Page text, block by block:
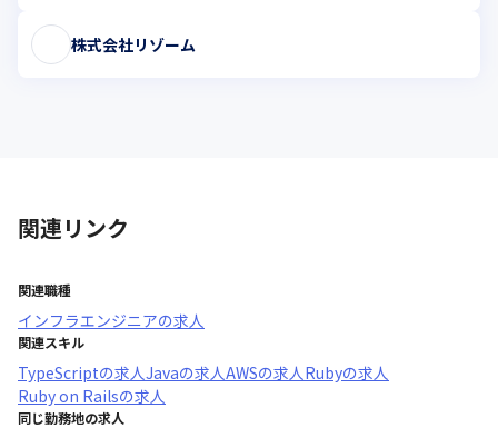
株式会社リゾーム
関連リンク
関連職種
インフラエンジニアの求人
関連スキル
TypeScriptの求人Javaの求人AWSの求人Rubyの求人
Ruby on Railsの求人
同じ勤務地の求人